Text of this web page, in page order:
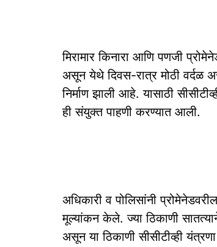
मिरामार किनारा आणि पणजी
असून येथे दिवस-रात्र मोठी वर्दळ
निर्माण झाली आहे. यासाठी
ही संयुक्त पाहणी करण्यात आली.
अधिकारी व पोलिसांनी
मूल्यांकन केले. ज्या ठिकाणी
असून या ठिकाणी सीसीटीव्ही